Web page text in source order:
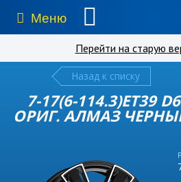
Меню
Перейти на старую
Назад к списку
7-17(6-114.3)ET39
ОРИГ. АЛМАЗ